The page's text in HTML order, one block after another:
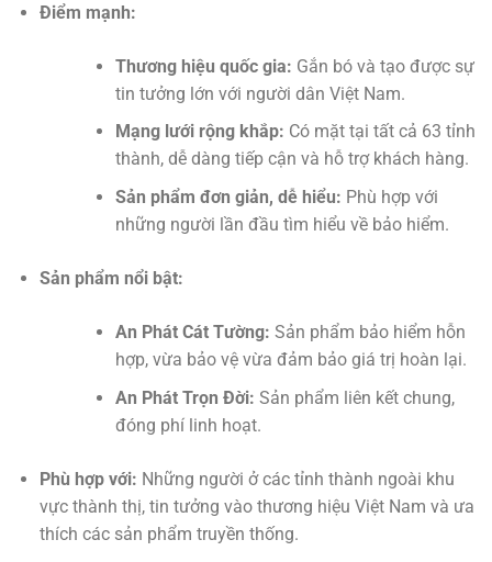
Điểm mạnh:
Thương hiệu quốc gia: Gắn bó và tạo được sự
tin tưởng lớn với người dân Việt Nam.
Mạng lưới rộng khắp: Có mặt tại tất cả 63 tỉnh
thành, dễ dàng tiếp cận và hỗ trợ khách hàng.
Sản phẩm đơn giản, dễ hiểu: Phù hợp với
những người lần đầu tìm hiểu về bảo hiểm.
Sản phẩm nổi bật:
An Phát Cát Tường: Sản phẩm bảo hiểm hỗn
hợp, vừa bảo vệ vừa đảm bảo giá trị hoàn lại.
An Phát Trọn Đời: Sản phẩm liên kết chung,
đóng phí linh hoạt.
Phù hợp với: Những người ở các tỉnh thành ngoài khu
vực thành thị, tin tưởng vào thương hiệu Việt Nam và ưa
thích các sản phẩm truyền thống.